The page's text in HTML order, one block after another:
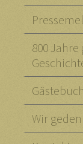
800
Gästebuch
Wir